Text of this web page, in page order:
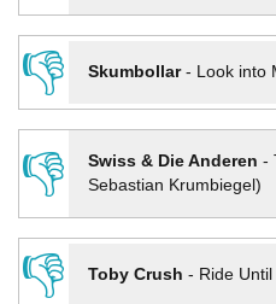
👎
Skumbollar- Look into
👎
Swiss & Die Anderen -
Sebastian Krumbiegel)
👎
Toby Crush - Ride